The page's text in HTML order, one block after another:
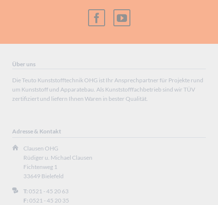
Über uns
Die Teuto Kunststofftechnik OHG ist Ihr Ansprechpartner für Projekte rund
um Kunststoff und Apparatebau. Als Kunststofffachbetrieb sind wir TÜV
zertifiziert und liefern Ihnen Waren in bester Qualität.
Adresse & Kontakt
Clausen OHG
Rüdiger u. Michael Clausen
Fichtenweg 1
33649 Bielefeld
T: 0521 - 45 20 63
F: 0521 - 45 20 35